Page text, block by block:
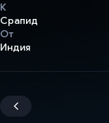
К
Срапид
От
Индия